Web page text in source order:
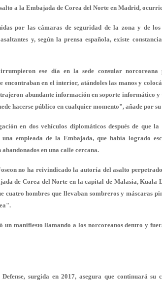
a la Embajada de Corea del Norte en Madrid,
por las cámaras de seguridad de la zona y de
y, según la prensa española, existe
ese día en la sede consular norcoreana
encontraban en el interior, atándoles las manos y
abundante información en soporte informático
hacerse público en cualquier momento", añade por
en dos vehículos diplomáticos después de que
empleada de la Embajada, que había logrado
en una calle cercana.
no ha reivindicado la autoría del asalto
de Corea del Norte en la capital de Malasia, Kuala
cuatro hombres que llevaban sombreros y máscaras
un manifiesto llamando a los norcoreanos dentro y
surgida en 2017, asegura que continuará su